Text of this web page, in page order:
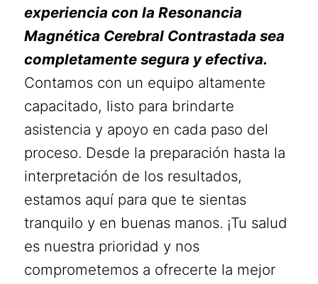
experiencia con la Resonancia
Magnética Cerebral Contrastada sea
completamente segura y efectiva.
Contamos con un equipo altamente
capacitado, listo para brindarte
asistencia y apoyo en cada paso del
proceso. Desde la preparación hasta la
interpretación de los resultados,
estamos aquí para que te sientas
tranquilo y en buenas manos. ¡Tu salud
es nuestra prioridad y nos
comprometemos a ofrecerte la mejor